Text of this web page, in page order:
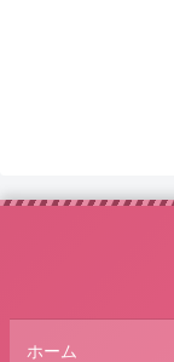
ホーム